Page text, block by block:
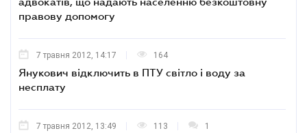
правову допомогу
7 травня 2012, 14:17 164
Янукович відключить в ПТУ світло і воду за
несплату
7 травня 2012, 13:49 113 1